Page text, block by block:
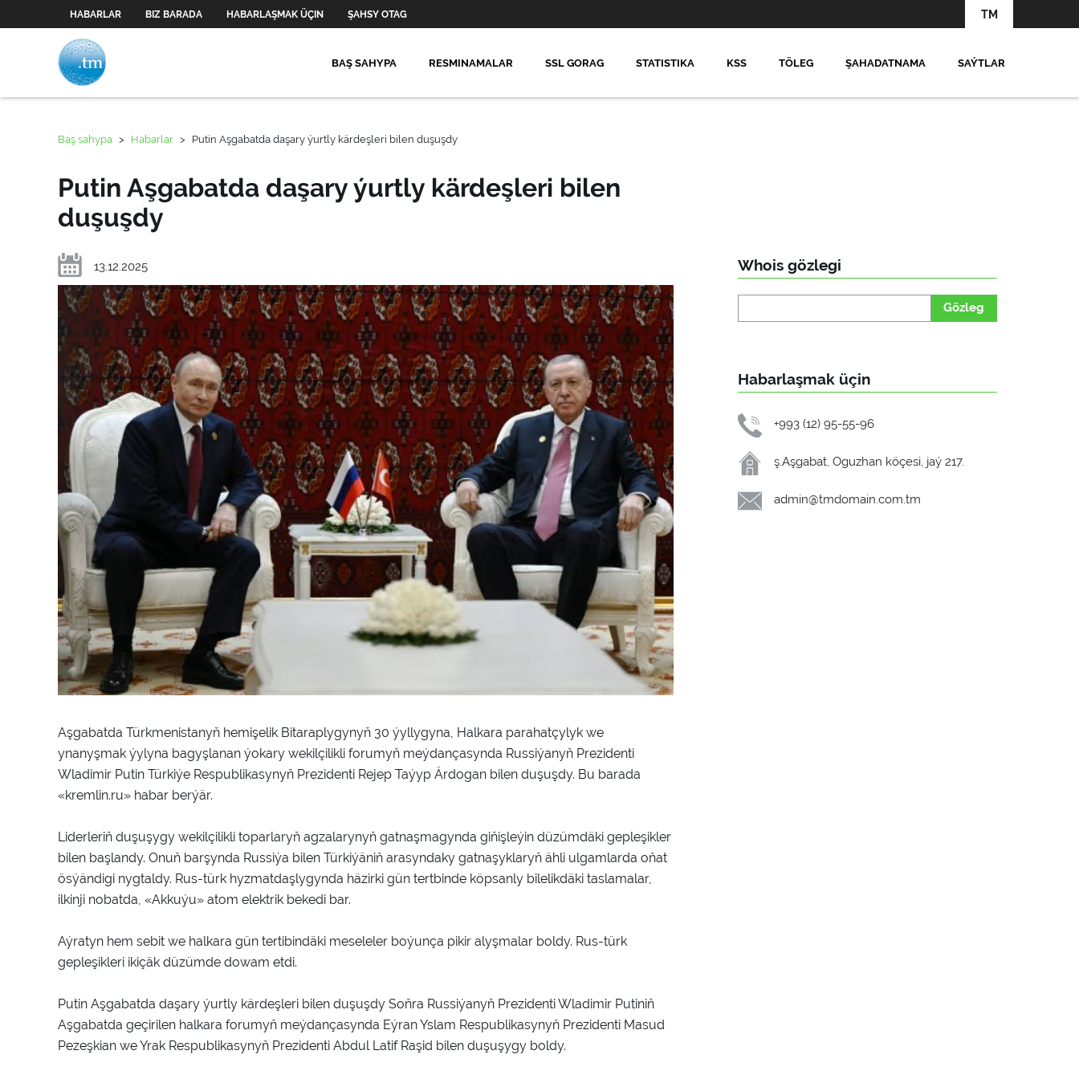
HABARLAR BIZ BARADA HABARLAŞMAK ÜÇIN ŞAHSY OTAG TM
BAŞ SAHYPA RESMINAMALAR SSL GORAG STATISTIKA KSS TÖLEG ŞAHADATNAMA SAÝTLAR
Baş sahypa > Habarlar > Putin Aşgabatda daşary ýurtly kärdeşleri bilen duşuşdy
Putin Aşgabatda daşary ýurtly kärdeşleri bilen
duşuşdy
13.12.2025
Aşgabatda Türkmenistanyň hemişelik Bitaraplygynyň 30 ýyllygyna, Halkara parahatçylyk we
ynanyşmak ýylyna bagyşlanan ýokary wekilçilikli forumyň meýdançasynda Russiýanyň Prezidenti
Wladimir Putin Türkiýe Respublikasynyň Prezidenti Rejep Taýyp Ärdogan bilen duşuşdy. Bu barada
«kremlin.ru» habar berýär.
Liderleriň duşuşygy wekilçilikli toparlaryň agzalarynyň gatnaşmagynda giňişleýin düzümdäki gepleşikler
bilen başlandy. Onuň barşynda Russiýa bilen Türkiýäniň arasyndaky gatnaşyklaryň ähli ulgamlarda oňat
ösýändigi nygtaldy. Rus-türk hyzmatdaşlygynda häzirki gün tertbinde köpsanly bilelikdäki taslamalar,
ilkinji nobatda, «Akkuýu» atom elektrik bekedi bar.
Aýratyn hem sebit we halkara gün tertibindäki meseleler boýunça pikir alyşmalar boldy. Rus-türk
gepleşikleri ikiçäk düzümde dowam etdi.
Putin Aşgabatda daşary ýurtly kärdeşleri bilen duşuşdy Soňra Russiýanyň Prezidenti Wladimir Putiniň
Aşgabatda geçirilen halkara forumyň meýdançasynda Eýran Yslam Respublikasynyň Prezidenti Masud
Pezeşkian we Yrak Respublikasynyň Prezidenti Abdul Latif Raşid bilen duşuşygy boldy.
Whois gözlegi
Gözleg
Habarlaşmak üçin
+993 (12) 95-55-96
ş.Aşgabat, Oguzhan köçesi, jaý 217.
admin@tmdomain.com.tm